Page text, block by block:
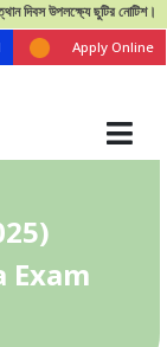
উপলক্ষ্যে ছুটির নোটিশ।
Apply Online
Exam